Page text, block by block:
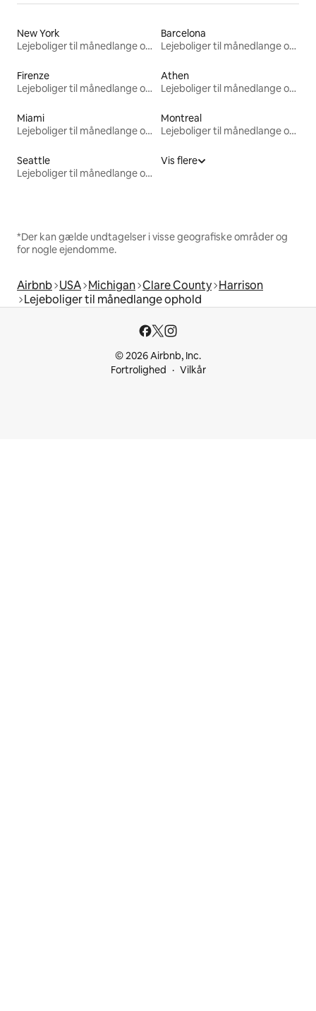
New York
Lejeboliger til månedlange ophold
Barcelona
Lejeboliger til månedlange ophold
Firenze
Lejeboliger til månedlange ophold
Athen
Lejeboliger til månedlange ophold
Miami
Lejeboliger til månedlange ophold
Montreal
Lejeboliger til månedlange ophold
Seattle
Lejeboliger til månedlange ophold
Vis flere
*Der kan gælde undtagelser i visse geografiske områder og
for nogle ejendomme.
Airbnb USA Michigan Clare County Harrison
Lejeboliger til månedlange ophold
© 2026 Airbnb, Inc.
Fortrolighed
Vilkår